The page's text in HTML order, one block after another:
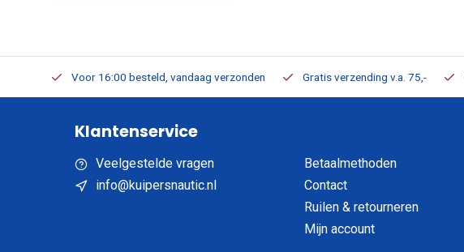
Voor 16:00 besteld, vandaag verzonden Gratis verzending v.a. 75,-
Klantenservice
Veelgestelde vragen
info@kuipersnautic.nl
Betaalmethoden
Contact
Ruilen & retourneren
Mijn account